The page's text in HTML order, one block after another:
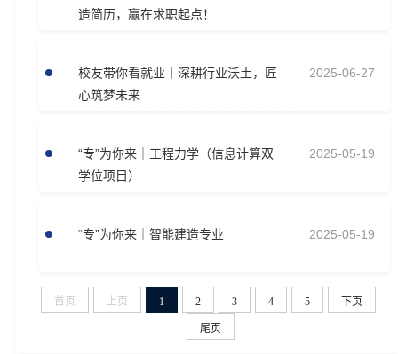
造简历，赢在求职起点！
校友带你看就业丨深耕行业沃土，匠
心筑梦未来
2025-06-27
“专”为你来｜工程力学（信息计算双
学位项目）
2025-05-19
“专”为你来｜智能建造专业 2025-05-19
首页 上页 1 2 3 4 5 下页
尾页